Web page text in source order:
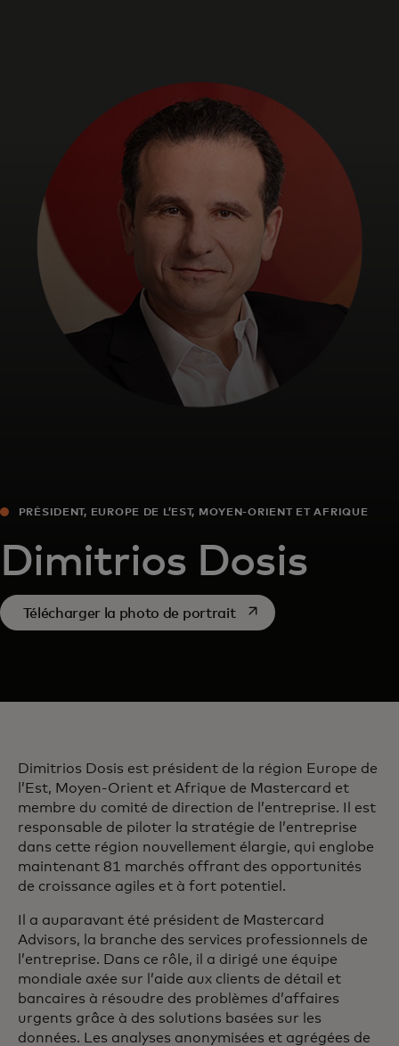
Pour l'entreprise
Pour le monde
Pour les innovateurs
Actualités et tendances
PRÉSIDENT, EUROPE DE L’EST, MOYEN-ORIENT ET AFRIQUE
Dimitrios Dosis
Télécharger la photo de portraits’ouvre dans un nouvel
Dimitrios Dosis est président de la région Europe de
l’Est, Moyen-Orient et Afrique de Mastercard et
membre du comité de direction de l’entreprise. Il est
responsable de piloter la stratégie de l’entreprise
dans cette région nouvellement élargie, qui englobe
maintenant 81 marchés offrant des opportunités
de croissance agiles et à fort potentiel.
Il a auparavant été président de Mastercard
Advisors, la branche des services professionnels de
l’entreprise. Dans ce rôle, il a dirigé une équipe
mondiale axée sur l’aide aux clients de détail et
bancaires à résoudre des problèmes d’affaires
urgents grâce à des solutions basées sur les
données. Les analyses anonymisées et agrégées de